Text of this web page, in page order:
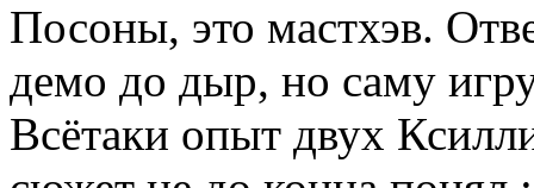
Посоны, это мастхэв.
демо до дыр, но саму
Всётаки опыт двух